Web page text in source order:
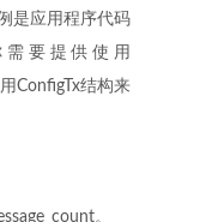
是应用程序代码
要提供使用
ConfigTx结构来
。